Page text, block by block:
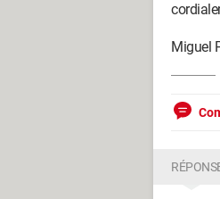
Miguel